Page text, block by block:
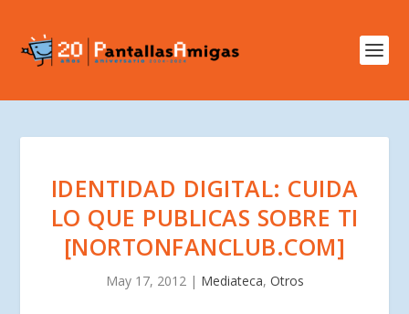
IDENTIDAD DIGITAL: CUIDA
LO QUE PUBLICAS SOBRE TI
[NORTONFANCLUB.COM]
May 17, 2012| Mediateca, Otros